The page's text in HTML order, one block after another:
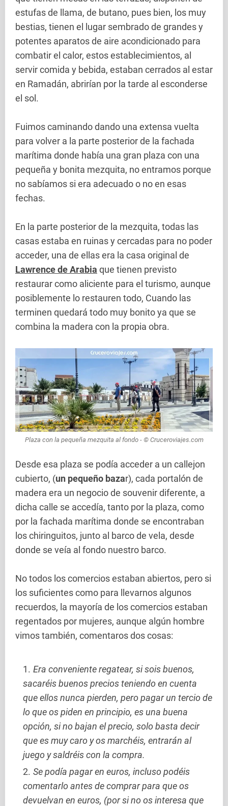
estufas de llama, de butano, pues bien, los muy
bestias, tienen el lugar sembrado de grandes y
potentes aparatos de aire acondicionado para
combatir el calor, estos establecimientos, al
servir comida y bebida, estaban cerrados al estar
en Ramadán, abrirían por la tarde al esconderse
el sol.
Fuimos caminando dando una extensa vuelta
para volver a la parte posterior de la fachada
marítima donde había una gran plaza con una
pequeña y bonita mezquita, no entramos porque
no sabíamos si era adecuado o no en esas
fechas.
En la parte posterior de la mezquita, todas las
casas estaba en ruinas y cercadas para no poder
acceder, una de ellas era la casa original de
Lawrence de Arabia que tienen previsto
restaurar como aliciente para el turismo, aunque
posiblemente lo restauren todo, Cuando las
terminen quedará todo muy bonito ya que se
combina la madera con la propia obra.
Plaza con la pequeña mezquita al fondo - © Cruceroviajes.com
Desde esa plaza se podía acceder a un callejon
cubierto, (un pequeño bazar), cada portalón de
madera era un negocio de souvenir diferente, a
dicha calle se accedía, tanto por la plaza, como
por la fachada marítima donde se encontraban
los chiringuitos, junto al barco de vela, desde
donde se veía al fondo nuestro barco.
No todos los comercios estaban abiertos, pero si
los suficientes como para llevarnos algunos
recuerdos, la mayoría de los comercios estaban
regentados por mujeres, aunque algún hombre
vimos también, comentaros dos cosas:
Era conveniente regatear, si sois buenos,
sacaréis buenos precios teniendo en cuenta
que ellos nunca pierden, pero pagar un tercio de
lo que os piden en principio, es una buena
opción, si no bajan el precio, solo basta decir
que es muy caro y os marchéis, entrarán al
juego y saldréis con la compra.
Se podía pagar en euros, incluso podéis
comentarlo antes de comprar para que os
devuelvan en euros, (por si no os interesa que